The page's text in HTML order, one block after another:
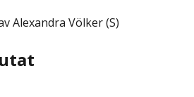
Alexandra Völker (S)